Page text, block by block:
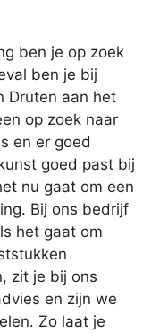
ben je op zoek
ben je bij
Druten aan het
op zoek naar
en er goed
goed past bij
nu gaat om een
Bij ons bedrijf
het gaat om
zit je bij ons
en zijn we
Zo laat je